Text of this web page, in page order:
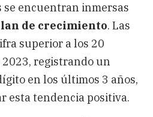
se encuentran inmersas
de crecimiento. Las
superior a los 20
registrando un
en los últimos 3 años,
esta tendencia positiva.